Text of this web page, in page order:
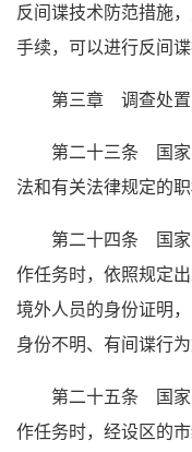
反间谍技术防范措施
手续，可以进行反间
第三章 调查处置
第二十三条 国家
法和有关法律规定的职
第二十四条 国家
作任务时，依照规定
境外人员的身份证明
身份不明、有间谍行
第二十五条 国家
作任务时，经设区的